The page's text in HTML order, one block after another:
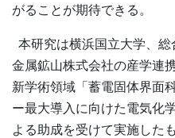
がることが期待できる。
本研究は横浜国立大学、
金属鉱山株式会社の産学連
新学術領域「蓄電固体界面
ー最大導入に向けた電気化
よる助成を受けて実施した